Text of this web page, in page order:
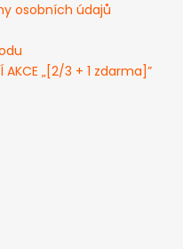
osobních údajů
AKCE „[2/3 + 1 zdarma]”